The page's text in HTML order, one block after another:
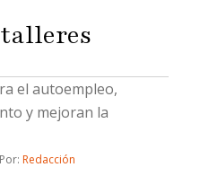
el autoempleo,
y mejoran la
Por: Redacción